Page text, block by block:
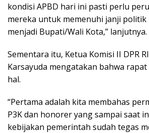
kondisi APBD hari ini pasti perlu
mereka untuk memenuhi janji politik
menjadi Bupati/Wali Kota,” lanjutnya.
Sementara itu, Ketua Komisi II DPR
Karsayuda mengatakan bahwa
hal.
“Pertama adalah kita membahas
P3K dan honorer yang sampai saat
kebijakan pemerintah sudah tegas